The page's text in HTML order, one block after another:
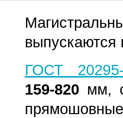
выпускаются
ГОСТ
159-820 мм,